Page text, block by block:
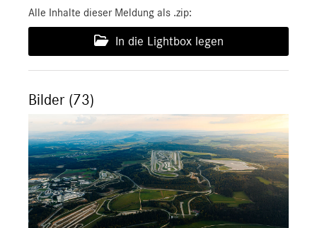
Alle Inhalte dieser Meldung als .zip:
In die Lightbox legen
Bilder (73)